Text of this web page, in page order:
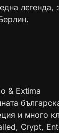
легенда,
& Extima
и много
Crypt,